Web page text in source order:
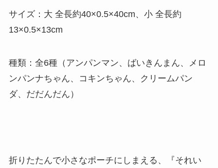
サイズ：大 全長約40×0.5×40cm、小 全長約
13×0.5×13cm
種類：全6種（アンパンマン、ばいきんまん、メロ
ンパンナちゃん、コキンちゃん、クリームパン
ダ、だだんだん）
折りたたんで小さなポーチにしまえる、『それい